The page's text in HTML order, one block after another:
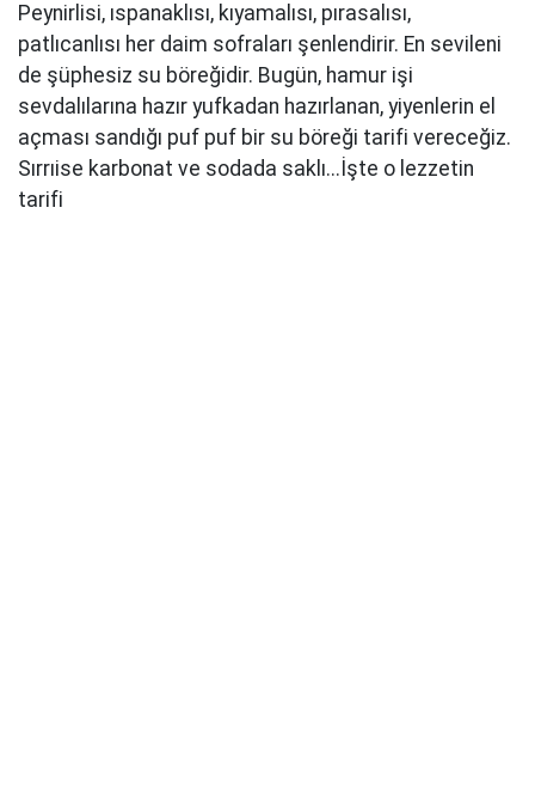
Peynirlisi, ıspanaklısı, kıyamalısı, pırasalısı,
patlıcanlısı her daim sofraları şenlendirir. En sevileni
de şüphesiz su böreğidir. Bugün, hamur işi
sevdalılarına hazır yufkadan hazırlanan, yiyenlerin el
açması sandığı puf puf bir su böreği tarifi vereceğiz.
Sırrıise karbonat ve sodada saklı...İşte o lezzetin
tarifi